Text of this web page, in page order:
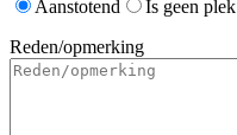
Aanstotend
Is geen plek
Reden/opmerking